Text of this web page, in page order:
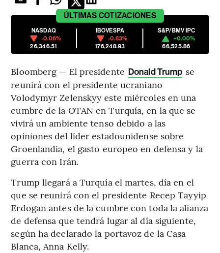
ÚLTIMAS COTIZACIONES
NASDAQ
-0.06%
26,346.51
IBOVESPA
-0.83%
176,248.93
S&P/BMV IPC
+0.00%
66,525.86
Bloomberg — El presidente Donald Trump se
reunirá con el presidente ucraniano
Volodymyr Zelenskyy este miércoles en una
cumbre de la OTAN en Turquía, en la que se
vivirá un ambiente tenso debido a las
opiniones del líder estadounidense sobre
Groenlandia, el gasto europeo en defensa y la
guerra con Irán.
Trump llegará a Turquía el martes, día en el
que se reunirá con el presidente Recep Tayyip
Erdogan antes de la cumbre con toda la alianza
de defensa que tendrá lugar al día siguiente,
según ha declarado la portavoz de la Casa
Blanca, Anna Kelly.